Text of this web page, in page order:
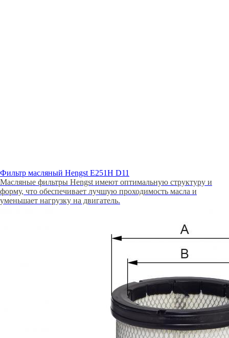
Фильтр масляный Hengst E251H D11
Масляные фильтры Hengst имеют оптимальную структуру и
форму, что обеспечивает лучшую проходимость масла и
уменьшает нагрузку на двигатель.